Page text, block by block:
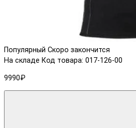
Популярный Скоро закончится
На складе Код товара: 017-126-00
9990₽